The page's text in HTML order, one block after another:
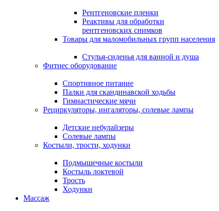
Рентгеновские пленки
Реактивы для обработки
рентгеновских снимков
Товары для маломобильных групп населения
Стулья-сиденья для ванной и душа
Фитнес оборудование
Спортивное питание
Палки для скандинавской ходьбы
Гимнастические мячи
Рециркуляторы, ингаляторы, солевые лампы
Детские небулайзеры
Солевые лампы
Костыли, трости, ходунки
Подмышечные костыли
Костыль локтевой
Трость
Ходунки
Массаж